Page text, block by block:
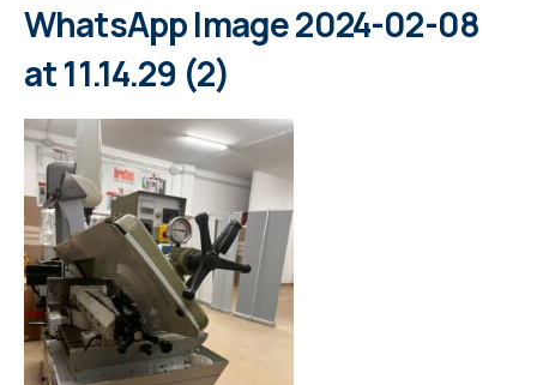
WhatsApp Image 2024-02-08
at 11.14.29 (2)